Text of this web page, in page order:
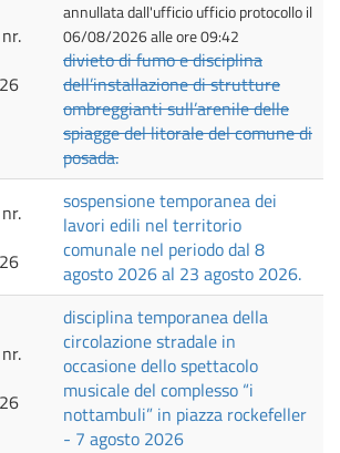
annullata dall'ufficio ufficio protocollo il
06/08/2026 alle ore 09:42
divieto di fumo e disciplina
dell’installazione di strutture
ombreggianti sull’arenile delle
spiagge del litorale del comune di
posada.
sospensione temporanea dei
lavori edili nel territorio
comunale nel periodo dal 8
agosto 2026 al 23 agosto 2026.
disciplina temporanea della
circolazione stradale in
occasione dello spettacolo
musicale del complesso “i
nottambuli” in piazza rockefeller
- 7 agosto 2026